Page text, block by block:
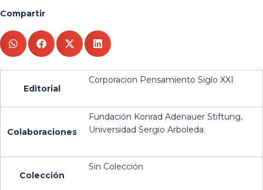
Compartir
Editorial
Corporacion Pensamiento Siglo XXI
Colaboraciones
Fundación Konrad Adenauer Stiftung,
Universidad Sergio Arboleda
Colección
Sin Colección